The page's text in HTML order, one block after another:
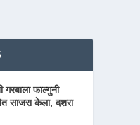
गरबाला फाल्गुनी
साजरा केला, दशरा